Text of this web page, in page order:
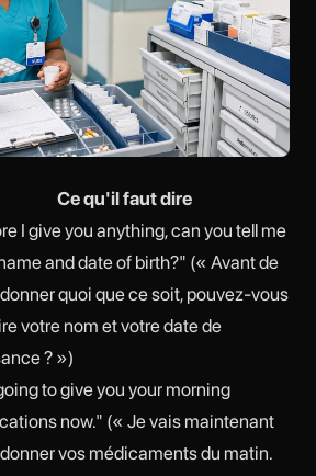
Ce qu'il faut dire
I give you anything, can you tell me
and date of birth?" (« Avant de
quoi que ce soit, pouvez-vous
votre nom et votre date de
? »)
to give you your morning
now." (« Je vais maintenant
vos médicaments du matin.